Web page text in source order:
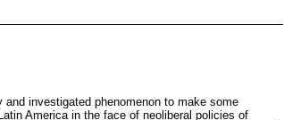
investigated phenomenon to make some
America in the face of neoliberal policies of